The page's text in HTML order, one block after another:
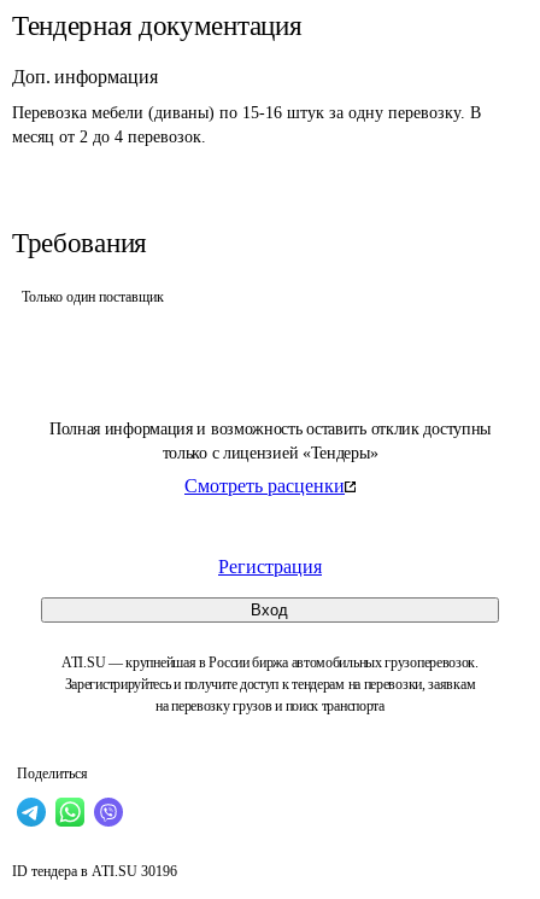
Полная информация и возможность оставить отклик доступны
только с лицензией «Тендеры»
Смотреть расценки
Регистрация
Вход
ATI.SU — крупнейшая в России биржа автомобильных грузоперевозок.
Зарегистрируйтесь и получите доступ к тендерам на перевозки, заявкам
на перевозку грузов и поиск транспорта
Поделиться
Тендерная документация
Доп. информация
Перевозка мебели (диваны) по 15-16 штук за одну перевозку. В
месяц от 2 до 4 перевозок.
Требования
Только один поставщик
ID тендера в ATI.SU 30196